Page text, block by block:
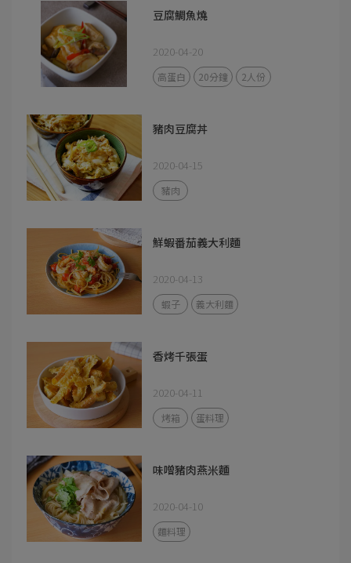
豆腐鯛魚燒
2020-04-20
高蛋白 20分鐘 2人份
豬肉豆腐丼
2020-04-15
豬肉
鮮蝦番茄義大利麵
2020-04-13
蝦子 義大利麵
香烤千張蛋
2020-04-11
烤箱 蛋料理
味噌豬肉燕米麵
2020-04-10
麵料理